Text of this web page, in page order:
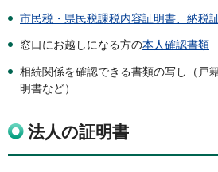
市民税・県民税課税内容証明書、納税
窓口にお越しになる方の本人確認書類
相続関係を確認できる書類の写し（戸
明書など）
法人の証明書